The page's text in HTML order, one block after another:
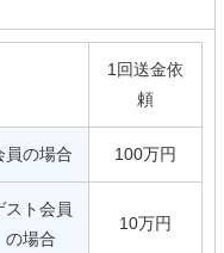
1回送金依
頼
員の場合 100万円
スト会員
の場合
10万円